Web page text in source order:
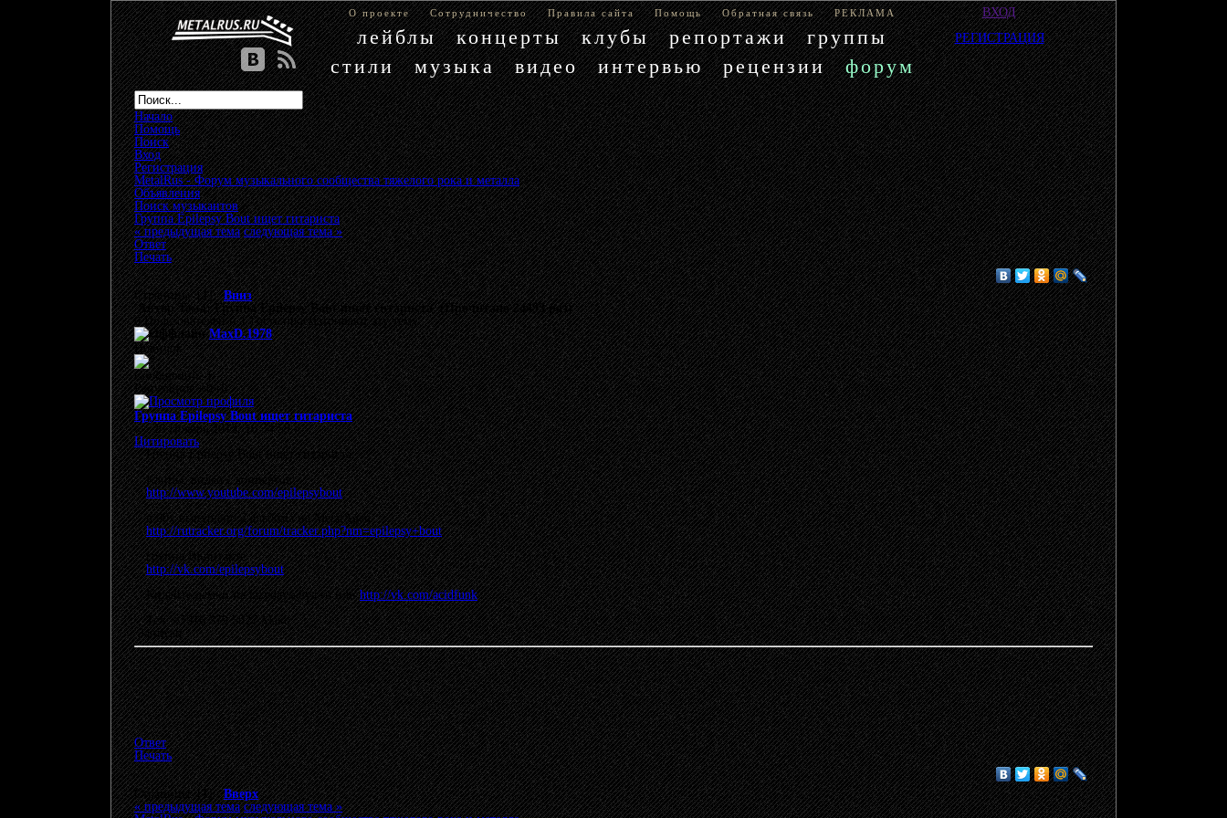
О проекте Сотрудничество Правила сайта Помощь Обратная связь РЕКЛАМА
лейблы концерты клубы репортажи
группы
стили
музыка видео интервью рецензии форум
ВХОД
РЕГИСТРАЦИЯ
Начало
Помощь
Поиск
Вход
Регистрация
MetalRus - Форум музыкального сообщества тяжелого рока и металла»
Объявления»
Поиск музыкантов»
Группа Epilepsy Bout ищет гитариста
« предыдущая тема следующая тема »
Ответ
Печать
Страницы: [1]Вниз
АвторТема: Группа Epilepsy Bout ищет гитариста (Прочитано 24493 раз)
0 Пользователей и 1 Гость просматривают эту тему.
MaxD.1978
Новичок
Сообщений: 1
Репутация: +0/-0
Группа Epilepsy Bout ищет гитариста
«:26 Ноябрь 2013, 16:34:59 »
Цитировать
Группа Epilepsy Bout ищет гитариста.
Клипы, видео с концертов:
http://www.youtube.com/epilepsybout
в 90х выпущено 2 альбома на MetalAgen
http://rutracker.org/forum/tracker.php?nm=epilepsy+bout
группа ВКонтакте
http://vk.com/epilepsybout
Кидайте демки на lazydays@ya.ru илиhttp://vk.com/acidfunk
Тел. +7916 379 5027 Макс
Записан
Ответ
Печать
Страницы: [1]Вверх
« предыдущая тема следующая тема »